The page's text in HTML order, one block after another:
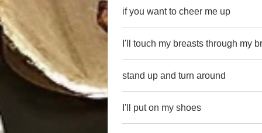
if you want to cheer me up
I'll touch my breasts through my
stand up and turn around
I'll put on my shoes